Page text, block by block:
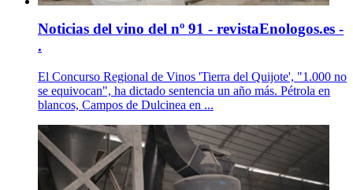
Noticias del vino del nº 91 - revistaEnologos.es -
.
El Concurso Regional de Vinos 'Tierra del Quijote', "1.000 no
se equivocan", ha dictado sentencia un año más. Pétrola en
blancos, Campos de Dulcinea en ...